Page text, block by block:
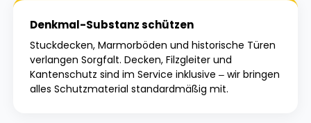
Denkmal-Substanz schützen
Stuckdecken, Marmorböden und historische Türen
verlangen Sorgfalt. Decken, Filzgleiter und
Kantenschutz sind im Service inklusive – wir bringen
alles Schutzmaterial standardmäßig mit.